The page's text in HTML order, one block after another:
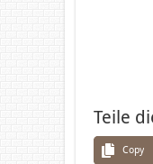
Teile
Copy